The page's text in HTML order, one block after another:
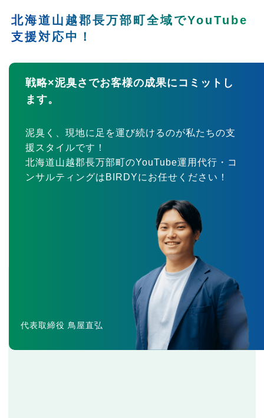
北海道山越郡長万部町全域でYouTube
支援対応中！
戦略×泥臭さでお客様の成果にコミットし
ます。
泥臭く、現地に足を運び続けるのが私たちの支
援スタイルです！
北海道山越郡長万部町のYouTube運用代行・コ
ンサルティングはBIRDYにお任せください！
代表取締役 鳥屋直弘